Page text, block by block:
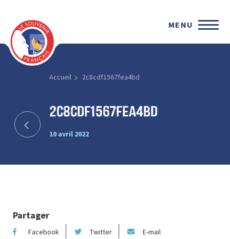
MENU
Accueil 2c8cdf1567fea4bd
2c8cdf1567fea4bd
10 avril 2022
Partager
Facebook Twitter E-mail